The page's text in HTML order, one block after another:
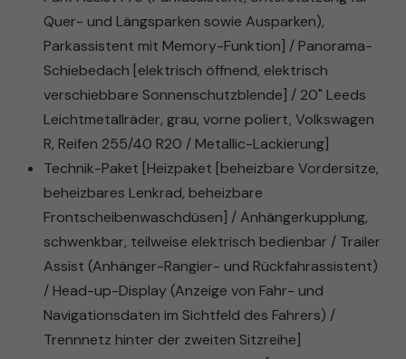
Quer- und Längsparken sowie Ausparken),
Parkassistent mit Memory-Funktion] / Panorama-
Schiebedach [elektrisch öffnend, elektrisch
verschiebbare Sonnenschutzblende] / 20" Leeds
Leichtmetallräder, grau, vorne poliert, Volkswagen
R, Reifen 255/40 R20 / Metallic-Lackierung]
Technik-Paket [Heizpaket [beheizbare Vordersitze,
beheizbares Lenkrad, beheizbare
Frontscheibenwaschdüsen] / Anhängerkupplung,
schwenkbar, teilweise elektrisch bedienbar / Trailer
Assist (Anhänger-Rangier- und Rückfahrassistent)
/ Head-up-Display (Anzeige von Fahr- und
Navigationsdaten im Sichtfeld des Fahrers) /
Trennnetz hinter der zweiten Sitzreihe]